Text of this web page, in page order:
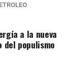
a la nueva
del populismo